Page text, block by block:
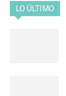
LO ÚLTIMO